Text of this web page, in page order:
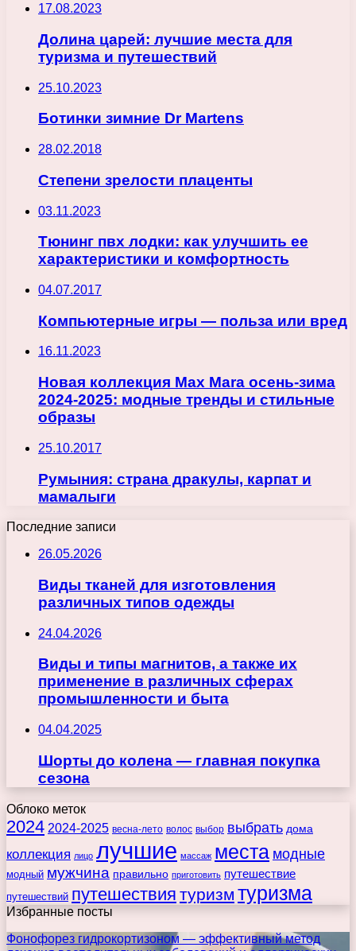
17.08.2023
Долина царей: лучшие места для
туризма и путешествий
25.10.2023
Ботинки зимние Dr Martens
28.02.2018
Степени зрелости плаценты
03.11.2023
Тюнинг пвх лодки: как улучшить ее
характеристики и комфортность
04.07.2017
Компьютерные игры — польза или вред
16.11.2023
Новая коллекция Max Mara осень-зима
2024-2025: модные тренды и стильные
образы
25.10.2017
Румыния: страна дракулы, карпат и
мамалыги
Последние записи
26.05.2026
Виды тканей для изготовления
различных типов одежды
24.04.2026
Виды и типы магнитов, а также их
применение в различных сферах
промышленности и быта
04.04.2025
Шорты до колена — главная покупка
сезона
Облоко меток
2024 2024-2025 весна-лето волос выбор выбрать дома
коллекция лицо лучшие массаж места модные
модный мужчина правильно приготовить путешествие
путешествий путешествия туризм туризма
Избранные посты
Фонофорез гидрокортизоном — эффективный метод